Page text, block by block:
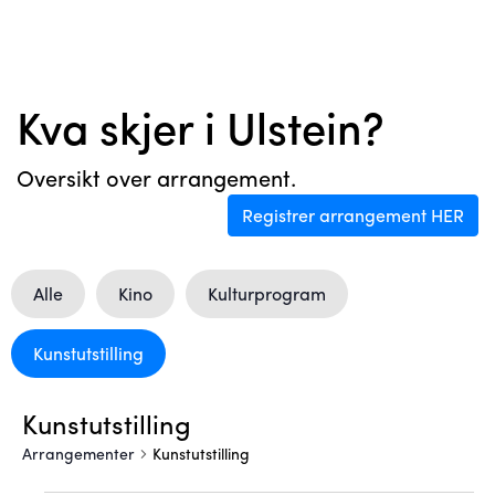
Kva skjer i Ulstein?
Oversikt over arrangement.
Registrer arrangement HER
Alle Kino Kulturprogram
Kunstutstilling
Kunstutstilling
Arrangementer Kunstutstilling